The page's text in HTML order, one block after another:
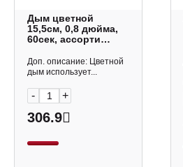
Дым цветной
15,5см, 0,8 дюйма,
60сек, ассорти
Доп. описание: Цветной
дым использует...
- +
306.9